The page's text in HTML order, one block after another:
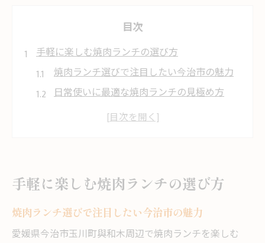
目次
手軽に楽しむ焼肉ランチの選び方
焼肉ランチ選びで注目したい今治市の魅力
日常使いに最適な焼肉ランチの見極め方
焼肉ランチを楽しむための基本ポイント
玉川町與和木から通いやすいランチ体験
玉川町與和木発ランチ焼肉のアクセス術
通いやすい焼肉ランチの条件とは何か
移動しやすいランチスポットの選び方
手軽に楽しむ焼肉ランチの選び方
焼肉ランチ選びで注目したい今治市の魅力
愛媛県今治市玉川町與和木周辺で焼肉ランチを楽しむ